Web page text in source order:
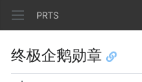
PRTS
终极企鹅勋章